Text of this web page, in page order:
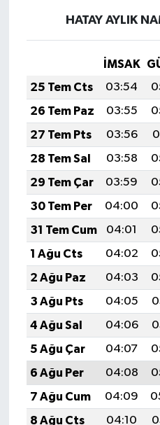
HATAY AYLIK
İMSAK
25 Tem Cts
03:54
26 Tem Paz
03:55
27 Tem Pts
03:56
28 Tem Sal
03:58
29 Tem Çar
03:59
30 Tem Per
04:00
31 Tem Cum
04:01
1 Ağu Cts
04:02
2 Ağu Paz
04:03
3 Ağu Pts
04:05
4 Ağu Sal
04:06
5 Ağu Çar
04:07
6 Ağu Per
04:08
7 Ağu Cum
04:09
8 Ağu Cts
04:10